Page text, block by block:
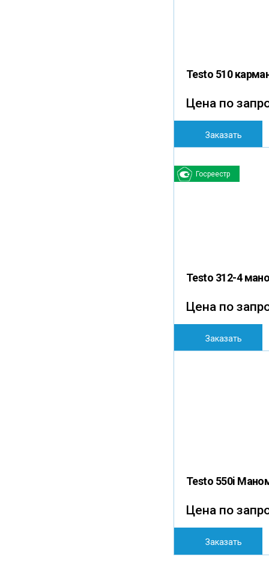
Testo 510
Цена по
Заказать
Госреестр
Testo 312-4
Цена по
Заказать
Testo 550i
Цена по
Заказать